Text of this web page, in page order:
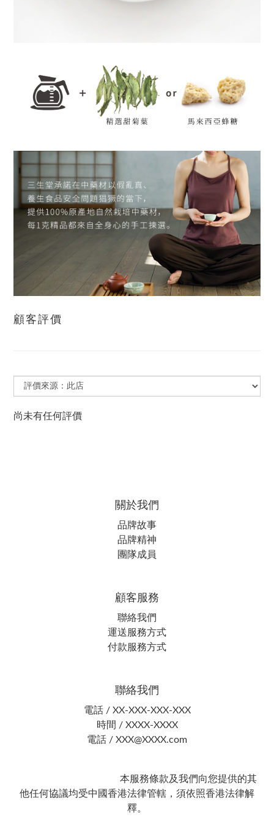
顧客評價
尚未有任何評價
關於我們
品牌故事
品牌精神
團隊成員
顧客服務
聯絡我們
運送服務方式
付款服務方式
聯絡我們
電話 / XX-XXX-XXX-XXX
時間 / XXXX-XXXX
電話 / XXX@XXXX.com
本服務條款及我們向您提供的其
他任何協議均受中國香港法律管轄，須依照香港法律解
釋。